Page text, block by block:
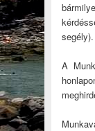
segély).
A